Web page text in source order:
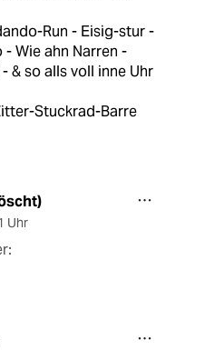
Run - Eisig-stur -
Wie ahn Narren -
& so alls voll inne Uhr
Stuckrad-Barre
Uhr